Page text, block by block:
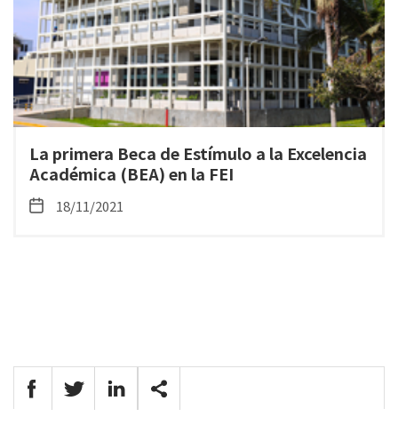
La primera Beca de Estímulo a la Excelencia
Académica (BEA) en la FEI
18/11/2021